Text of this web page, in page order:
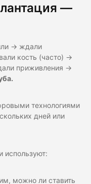
—
→ ждали
кость (часто) →
приживления →
технологиями
дней или
используют:
можно ли ставить